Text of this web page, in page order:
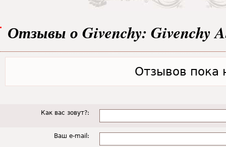
Отзывы о Givenchy: Givenchy
Отзывов пока
Как вас зовут?:
Ваш e-mail: